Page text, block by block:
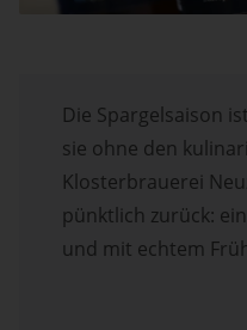
Die Spargelsaison
sie ohne den
Klosterbrauerei
pünktlich zurück:
und mit echtem